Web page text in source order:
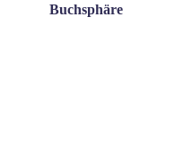
Buchsphäre